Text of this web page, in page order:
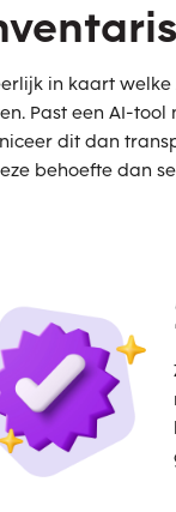
in kaart
Past een AI-
dit dan
behoefte dan